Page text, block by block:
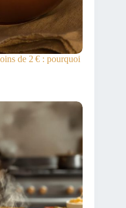
de 2 € : pourquoi